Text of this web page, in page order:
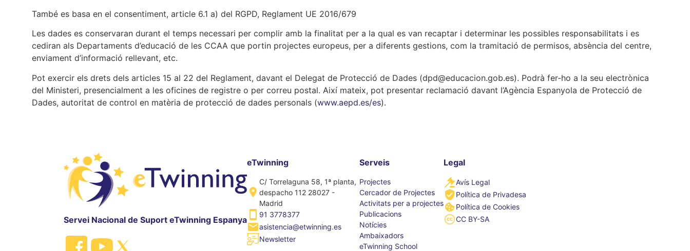
També es basa en el consentiment, article 6.1 a) del RGPD, Reglament UE 2016/679
Les dades es conservaran durant el temps necessari per complir amb la finalitat per a la qual es van recaptar i determinar les possibles responsabilitats i es
cediran als Departaments d’educació de les CCAA que portin projectes europeus, per a diferents gestions, com la tramitació de permisos, absència del centre,
enviament d’informació rellevant, etc.
Pot exercir els drets dels articles 15 al 22 del Reglament, davant el Delegat de Protecció de Dades (dpd@educacion.gob.es). Podrà fer-ho a la seu electrònica
del Ministeri, presencialment a les oficines de registre o per correu postal. Així mateix, pot presentar reclamació davant l’Agència Espanyola de Protecció de
Dades, autoritat de control en matèria de protecció de dades personals (www.aepd.es/es).
Servei Nacional de Suport eTwinning Espanya
eTwinning
C/ Torrelaguna 58, 1ª planta,
despacho 112 28027 -
Madrid
91 3778377
asistencia@etwinning.es
Newsletter
Serveis
Projectes
Cercador de Projectes
Activitats per a projectes
Publicacions
Notícies
Ambaixadors
eTwinning School
Legal
Avís Legal
Política de Privadesa
Política de Cookies
CC BY-SA